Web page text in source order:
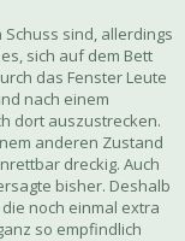
sind, allerdings
sich auf dem Bett
das Fenster Leute
nach einem
dort auszustrecken.
anderen Zustand
dreckig. Auch
bisher. Deshalb
noch einmal extra
so empfindlich